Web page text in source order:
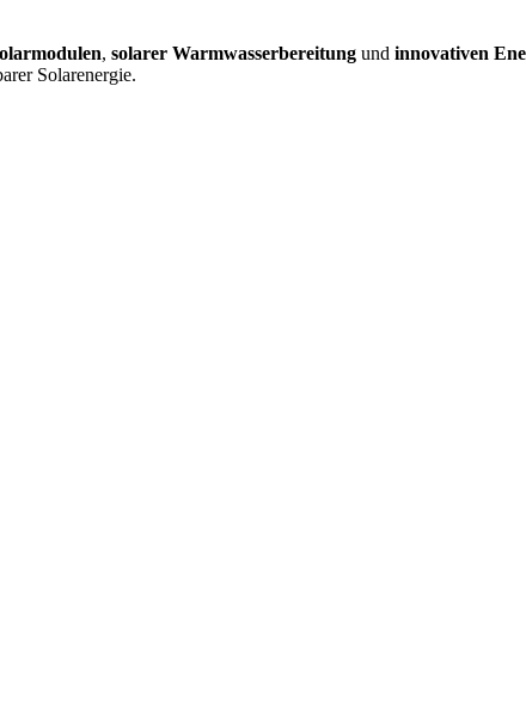
, solarer Warmwasserbereitung und innovativen
Solarenergie.